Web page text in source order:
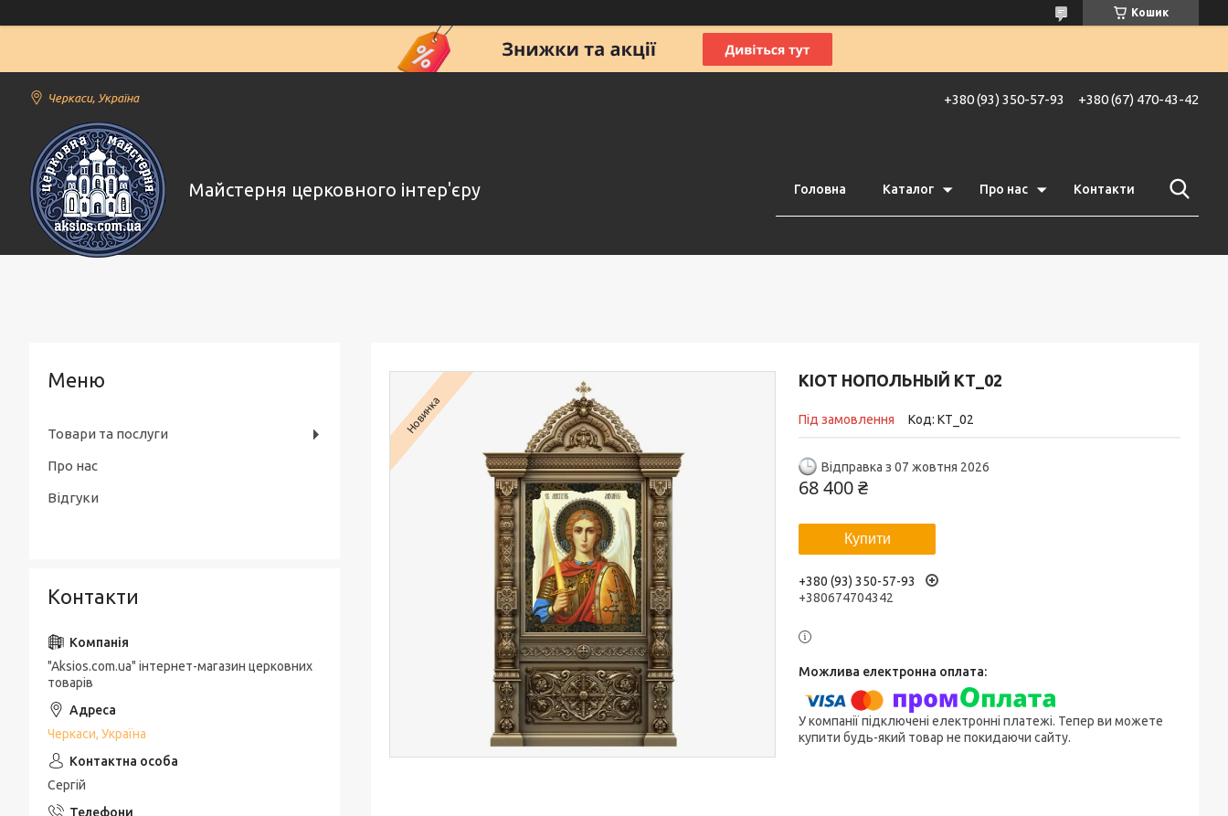
Кошик
Черкаси, Україна +380 (93) 350-57-93 +380 (67) 470-43-42
Майстерня церковного інтер'єру Головна Каталог Про нас Контакти
КІОТ НОПОЛЬНЫЙ KT_02
Під замовлення Код: KT_02
Відправка з 07 жовтня 2026
68 400 ₴
Купити
+380 (93) 350-57-93
+380674704342
У компанії підключені електронні платежі. Тепер ви можете
купити будь-який товар не покидаючи сайту.
Новинка
Товари та послуги
Про нас
Відгуки
Контакти
"Aksios.com.ua" інтернет-магазин церковних
товарів
Черкаси, Україна
Сергій